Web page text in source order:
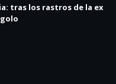
tras los rastros de la ex